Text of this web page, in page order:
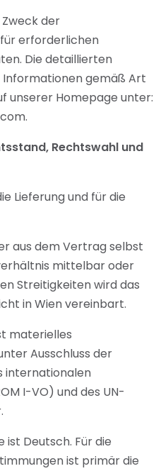
Zweck der
erforderlichen
Die detaillierten
gemäß Art
unserer Homepage unter:
Rechtswahl und
Lieferung und für die
aus dem Vertrag selbst
mittelbar oder
Streitigkeiten wird das
in Wien vereinbart.
materielles
Ausschluss der
internationalen
I-VO) und des UN-
ist Deutsch. Für die
ist primär die